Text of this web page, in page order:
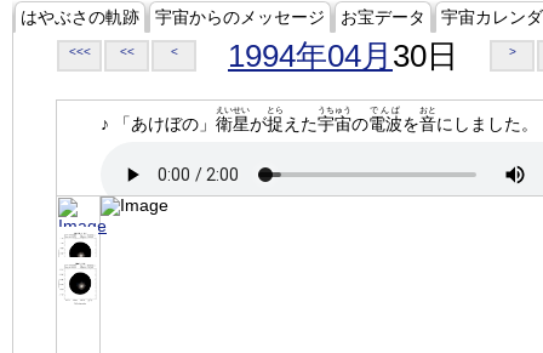
はやぶさの軌跡 宇宙からのメッセージ お宝データ 宇宙カレン
<<< << < 1994年04月 30日 >
♪ 「あけぼの」 衛星
えいせい
が捉
とら
えた宇宙
うちゅう
の電波
でんぱ
を音
おと
にしました。